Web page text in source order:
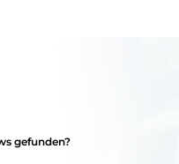
gefunden?